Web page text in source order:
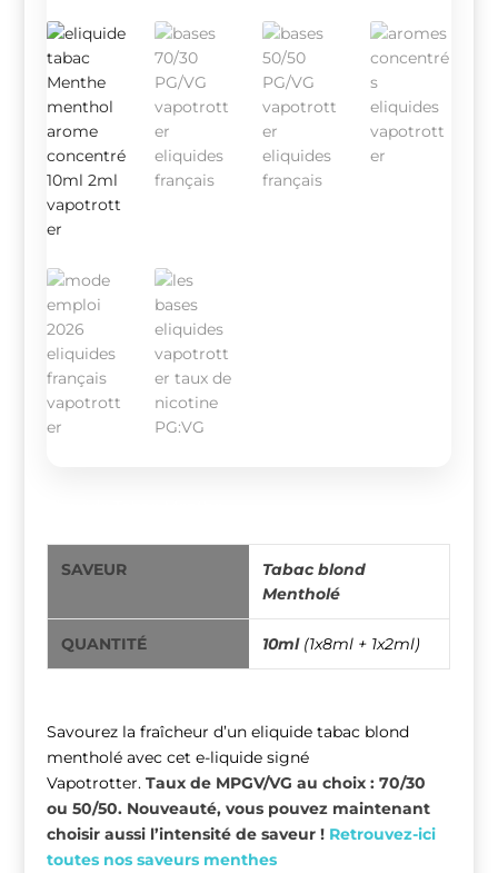
SAVEUR
Tabac blond
Mentholé
QUANTITÉ 10ml (1x8ml + 1x2ml)
Savourez la fraîcheur d’uneliquide tabac blond
mentholéavec cet e-liquide signé
Vapotrotter.Taux de MPGV/VG au choix : 70/30
ou 50/50. Nouveauté, vous pouvez maintenant
choisir aussi l’intensité de saveur ! Retrouvez-ici
toutes nos saveurs menthes